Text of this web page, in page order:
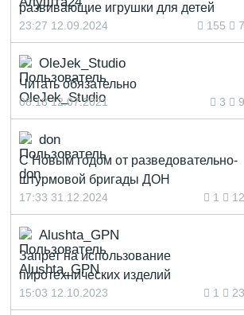
развивающие игрушки для детей
23:27 12.09.2024 155
OleJek_Studio
Читать обязательно
08:18 12.07.2021 3
don
С Новым годом от разведовательно-
штурмовой бригады ДОН
17:33 31.12.2024 1
Alushta_GPN
Запрет на использование
пиротехнических изделий
15:03 12.10.2023 1